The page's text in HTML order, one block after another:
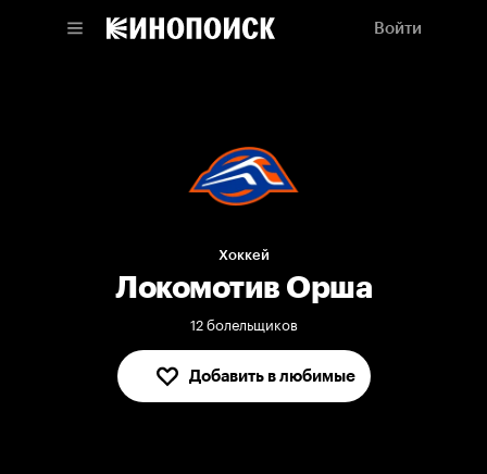
Войти
Хоккей
Локомотив Орша
12 болельщиков
Добавить в любимые
В любимых